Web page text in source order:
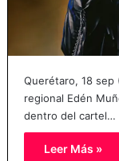
Querétaro, 18 sep
regional Edén
dentro del cartel…
Leer Más »